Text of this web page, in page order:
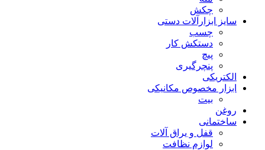
چکش
سایز ابزارآلات دستی
چسب
دستکش کار
پیچ
پنچرگیری
الکتریکی
ابزار مخصوص مکانیکی
بیت
روغن
ساختمانی
قفل و یراق آلات
لوازم نظافت